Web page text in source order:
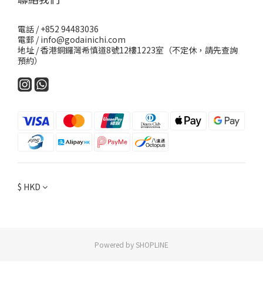
電話 / +852 94483036
電郵 / info@godainichi.com
地址 / 香港銅鑼灣希慎道8號12樓1223室（不定休，請先查詢
預約）
$ HKD
Powered by SHOPLINE